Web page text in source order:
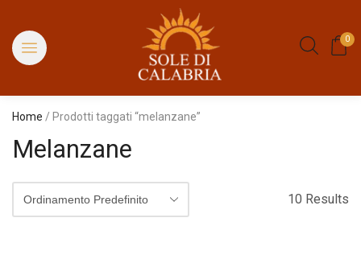
0
Home / Prodotti taggati “melanzane”
Melanzane
10 Results